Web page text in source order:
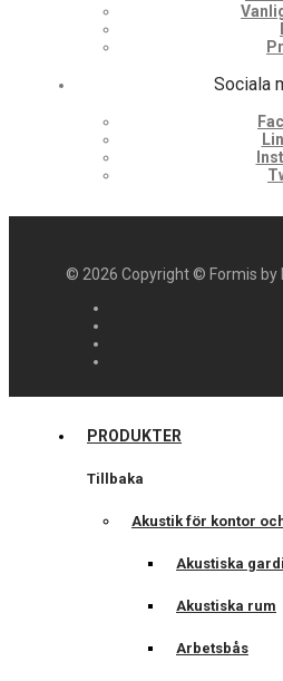
Sociala
© 2026 Copyright © Formis by
PRODUKTER
Tillbaka
Akustik för kontor
Akustiska
Akustiska rum
Arbetsbås